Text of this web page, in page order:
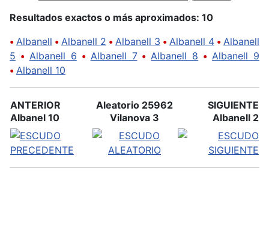
Resultados exactos o más aproximados: 10
• Albanell • Albanell 2 • Albanell 3 • Albanell 4 • Albanell
5 • Albanell 6 • Albanell 7• Albanell 8 • Albanell 9
• Albanell 10
ANTERIOR
Albanel 10
Aleatorio 25962
Vilanova 3
SIGUIENTE
Albanell 2